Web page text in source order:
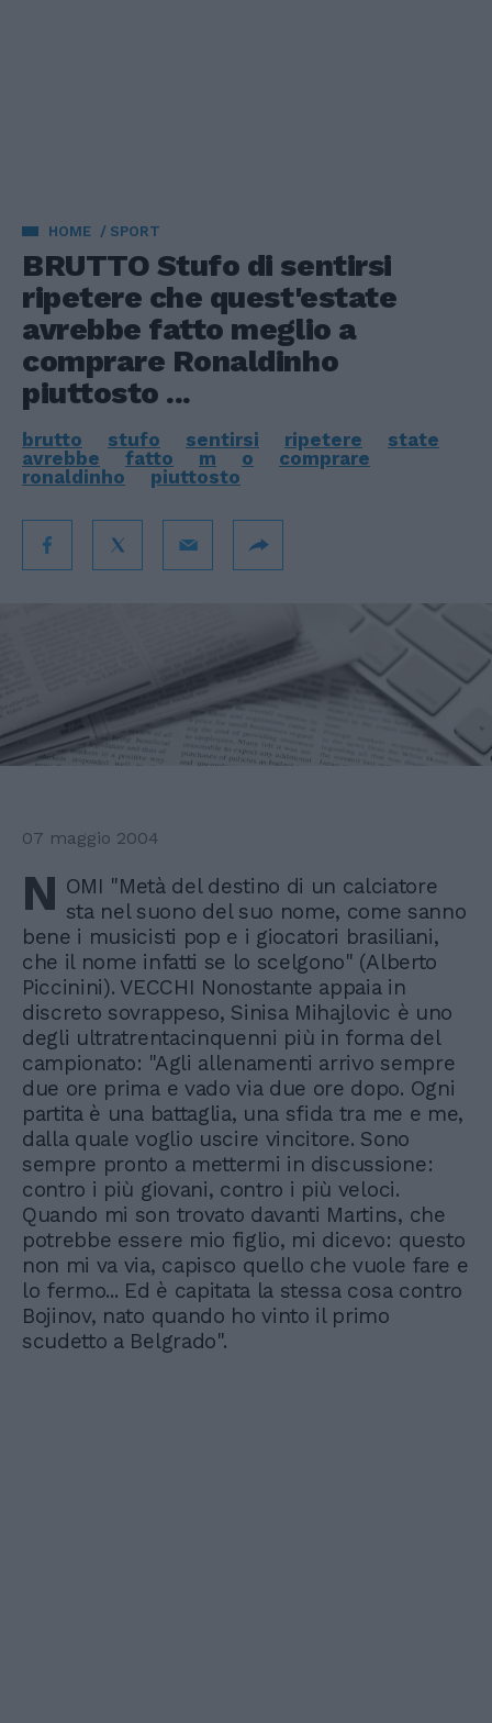
HOME SPORT
BRUTTO Stufo di sentirsi
ripetere che quest'estate
avrebbe fatto meglio a
comprare Ronaldinho
piuttosto ...
brutto stufo sentirsi ripetere
state
avrebbe
fatto m o
comprare
ronaldinho
piuttosto
07 maggio 2004
N OMI "Metà del destino di un calciatore
sta nel suono del suo nome, come sanno
bene i musicisti pop e i giocatori brasiliani,
che il nome infatti se lo scelgono" (Alberto
Piccinini). VECCHI Nonostante appaia in
discreto sovrappeso, Sinisa Mihajlovic è uno
degli ultratrentacinquenni più in forma del
campionato: "Agli allenamenti arrivo sempre
due ore prima e vado via due ore dopo. Ogni
partita è una battaglia, una sfida tra me e me,
dalla quale voglio uscire vincitore. Sono
sempre pronto a mettermi in discussione:
contro i più giovani, contro i più veloci.
Quando mi son trovato davanti Martins, che
potrebbe essere mio figlio, mi dicevo: questo
non mi va via, capisco quello che vuole fare e
lo fermo... Ed è capitata la stessa cosa contro
Bojinov, nato quando ho vinto il primo
scudetto a Belgrado".